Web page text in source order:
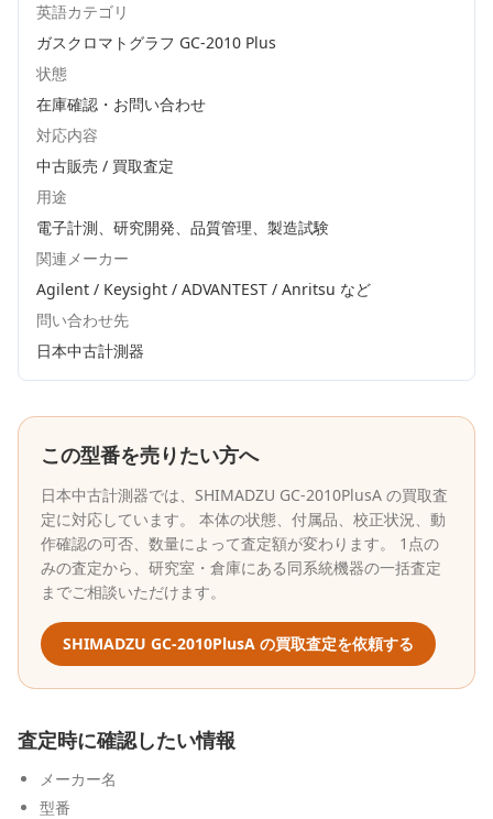
英語カテゴリ
ガスクロマトグラフ GC-2010 Plus
状態
在庫確認・お問い合わせ
対応内容
中古販売 / 買取査定
用途
電子計測、研究開発、品質管理、製造試験
関連メーカー
Agilent / Keysight / ADVANTEST / Anritsu など
問い合わせ先
日本中古計測器
この型番を売りたい方へ
日本中古計測器では、 SHIMADZU GC-2010PlusA の買取査
定に対応しています。 本体の状態、付属品、校正状況、動
作確認の可否、数量によって査定額が変わります。 1点の
みの査定から、研究室・倉庫にある同系統機器の一括査定
までご相談いただけます。
SHIMADZU GC-2010PlusA の買取査定を依頼する
査定時に確認したい情報
メーカー名
型番